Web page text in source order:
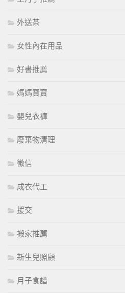
外送茶
女性內在用品
好書推薦
媽媽寶寶
嬰兒衣褲
廢棄物清理
徵信
成衣代工
援交
搬家推薦
新生兒照顧
月子食譜